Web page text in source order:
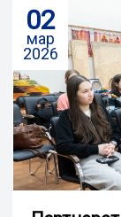
02
мар
2026